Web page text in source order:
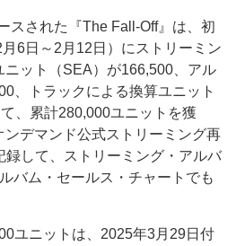
スされた『The Fall-Off』は、初
6日～2月12日）にストリーミン
ニット（SEA）が166,500、アル
、トラックによる換算ユニット
、累計280,000ユニットを獲
デマンド公式ストリーミング再
録して、ストリーミング・アルバ
バム・セールス・チャートでも
ユニットは、2025年3月29日付